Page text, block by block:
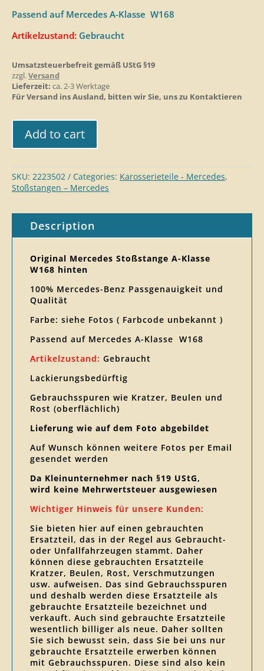
Passend auf Mercedes A-Klasse W168
Artikelzustand: Gebraucht
Umsatzsteuerbefreit gemäß UStG §19
zzgl.Versand
Lieferzeit: ca. 2-3 Werktage
Für Versand ins Ausland, bitten wir Sie, uns zu Kontaktieren
Add to cart
SKU: 2223502 Categories: Karosserieteile - Mercedes,
Stoßstangen – Mercedes
Description
Original Mercedes Stoßstange A-Klasse
W168 hinten
100% Mercedes-Benz Passgenauigkeit und
Qualität
Farbe: siehe Fotos ( Farbcode unbekannt )
Passend auf Mercedes A-Klasse W168
Artikelzustand: Gebraucht
Lackierungsbedürftig
Gebrauchsspuren wie Kratzer, Beulen und
Rost (oberflächlich)
Lieferung wie auf dem Foto abgebildet
Auf Wunsch können weitere Fotos per Email
gesendet werden
Da Kleinunternehmer nach §19 UStG,
wird keine Mehrwertsteuer ausgewiesen
Wichtiger Hinweis für unsere Kunden:
Sie bieten hier auf einen gebrauchten
Ersatzteil, das in der Regel aus Gebraucht-
oder Unfallfahrzeugen stammt. Daher
können diese gebrauchten Ersatzteile
Kratzer, Beulen, Rost, Verschmutzungen
usw. aufweisen. Das sind Gebrauchsspuren
und deshalb werden diese Ersatzteile als
gebrauchte Ersatzteile bezeichnet und
verkauft. Auch sind gebrauchte Ersatzteile
wesentlich billiger als neue. Daher sollten
Sie sich bewusst sein, dass Sie bei uns nur
gebrauchte Ersatzteile erwerben können
mit Gebrauchsspuren. Diese sind also kein